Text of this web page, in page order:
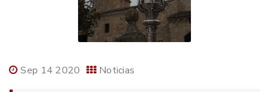
Sep 14 2020 Noticias